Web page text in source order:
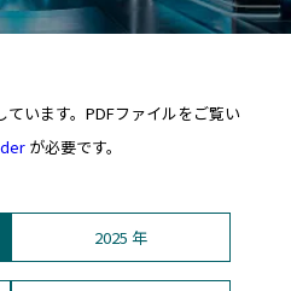
います。PDFファイルをご覧い
が必要です。
2025 年